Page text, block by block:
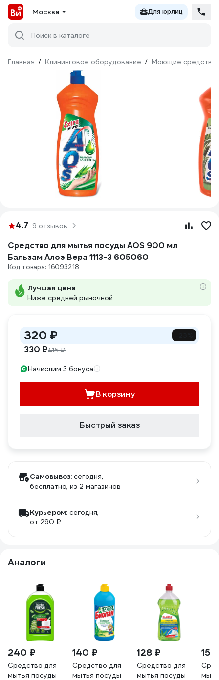
Москва Для юрлиц
Поиск в каталоге
Главная / Клининговое оборудование / Моющие средства
4.7 9 отзывов
Средство для мытья посуды AOS 900 мл
Бальзам Алоэ Вера 1113-3 605060
Код товара: 16093218
Лучшая цена
Ниже средней рыночной
320 ₽
330 ₽415 ₽
Начислим 3 бонуса
В корзину
Быстрый заказ
Самовывоз: сегодня,
бесплатно, из 2 магазинов
Курьером: сегодня,
от 290 ₽
Аналоги
240 ₽
Средство для
мытья посуды
140 ₽
Средство для
мытья посуды
128 ₽
Средство для
мытья посуды
157